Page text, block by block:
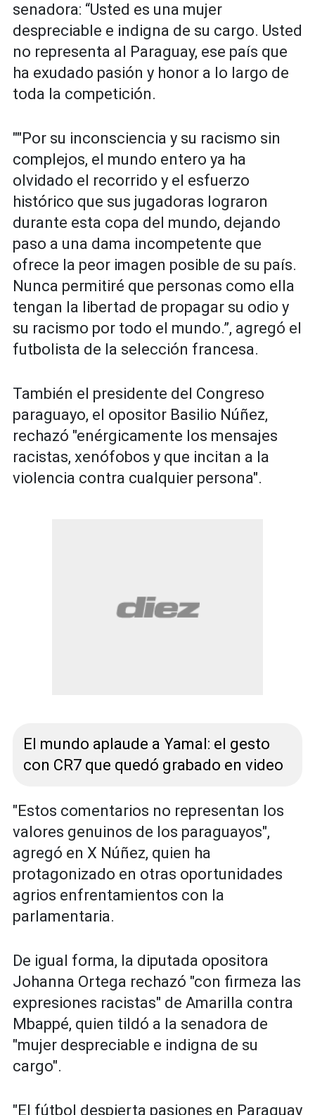
senadora: “Usted es una mujer
despreciable e indigna de su cargo. Usted
no representa al Paraguay, ese país que
ha exudado pasión y honor a lo largo de
toda la competición.
""Por su inconsciencia y su racismo sin
complejos, el mundo entero ya ha
olvidado el recorrido y el esfuerzo
histórico que sus jugadoras lograron
durante esta copa del mundo, dejando
paso a una dama incompetente que
ofrece la peor imagen posible de su país.
Nunca permitiré que personas como ella
tengan la libertad de propagar su odio y
su racismo por todo el mundo.”, agregó el
futbolista de la selección francesa.
También el presidente del Congreso
paraguayo, el opositor Basilio Núñez,
rechazó "enérgicamente los mensajes
racistas, xenófobos y que incitan a la
violencia contra cualquier persona".
El mundo aplaude a Yamal: el gesto
con CR7 que quedó grabado en video
"Estos comentarios no representan los
valores genuinos de los paraguayos",
agregó en X Núñez, quien ha
protagonizado en otras oportunidades
agrios enfrentamientos con la
parlamentaria.
De igual forma, la diputada opositora
Johanna Ortega rechazó "con firmeza las
expresiones racistas" de Amarilla contra
Mbappé, quien tildó a la senadora de
"mujer despreciable e indigna de su
cargo".
"El fútbol despierta pasiones en Paraguay